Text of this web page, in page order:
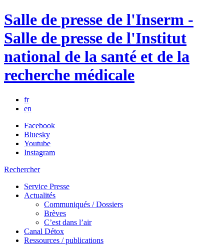
Salle de presse de l'Inserm -
Salle de presse de l'Institut
national de la santé et de la
recherche médicale
fr
en
Facebook
Bluesky
Youtube
Instagram
Rechercher
Service Presse
Actualités
Communiqués / Dossiers
Brèves
C’est dans l’air
Canal Détox
Ressources / publications